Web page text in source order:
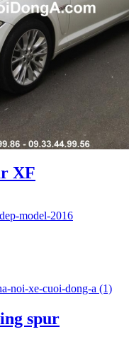
XF
spur